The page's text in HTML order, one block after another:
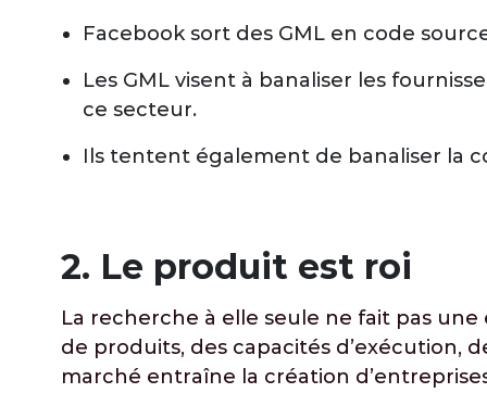
Facebook sort des GML en code
Les GML visent à banaliser les
ce secteur.
Ils tentent également de banaliser la
2. Le produit est roi
La recherche à elle seule ne fait pas
de produits, des capacités d’exécution,
marché entraîne la création